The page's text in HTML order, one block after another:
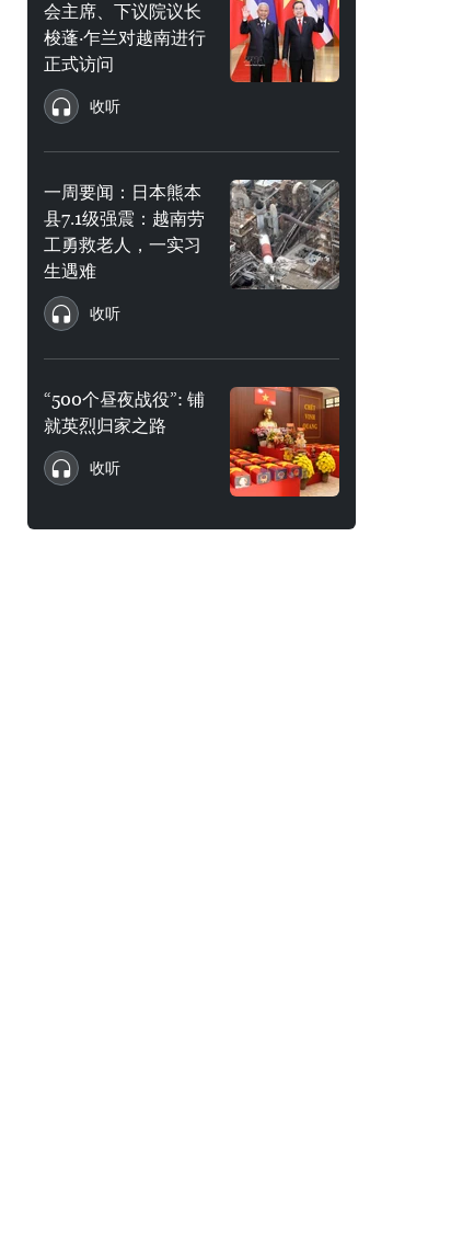
会主席、下议院议长
梭蓬·乍兰对越南进行
正式访问
收听
一周要闻：日本熊本
县7.1级强震：越南劳
工勇救老人，一实习
生遇难
收听
“500个昼夜战役”: 铺
就英烈归家之路
收听